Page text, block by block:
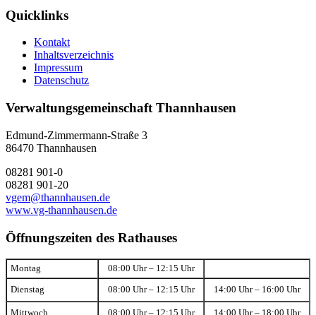
Quicklinks
Kontakt
Inhaltsverzeichnis
Impressum
Datenschutz
Verwaltungsgemeinschaft Thannhausen
Edmund-Zimmermann-Straße 3
86470 Thannhausen
08281 901-0
08281 901-20
vgem@thannhausen.de
www.vg-thannhausen.de
Öffnungszeiten des Rathauses
Montag 08:00 Uhr – 12:15 Uhr
Dienstag 08:00 Uhr – 12:15 Uhr 14:00 Uhr – 16:00 Uhr